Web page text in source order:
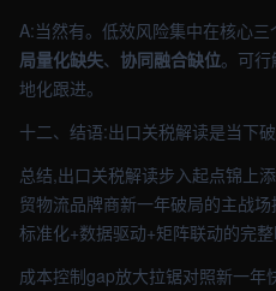
A:当然有。低效风险集中在核心三
局量化缺失、 协同融合缺位。可行
地化跟进。
十二、结语:出口关税解读是当下
总结,出口关税解读步入起点锦上
贸物流品牌商新一年破局的主战
标准化+数据驱动+矩阵联动的完整
成本控制gap放大拉锯对照新一年